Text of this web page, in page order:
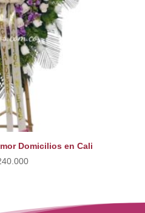
Domicilios en Cali